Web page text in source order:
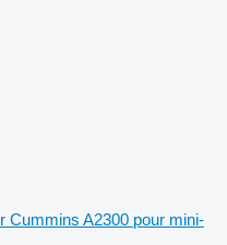
Cummins A2300 pour mini-